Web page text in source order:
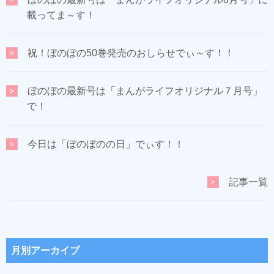
載ってま～す！
祝！ぼのぼの50巻発売のおしらせでぃ～す！！
ぼのぼの最新号は「まんがライフオリジナル７月号」
で！
今日は「ぼのぼのの日」でぃす！！
記事一覧
月別アーカイブ